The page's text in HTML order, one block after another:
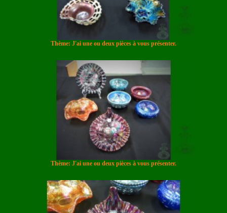
Thème: J'ai une ou deux pièces à vous présenter.
Thème: J'ai une ou deux pièces à vous présenter.